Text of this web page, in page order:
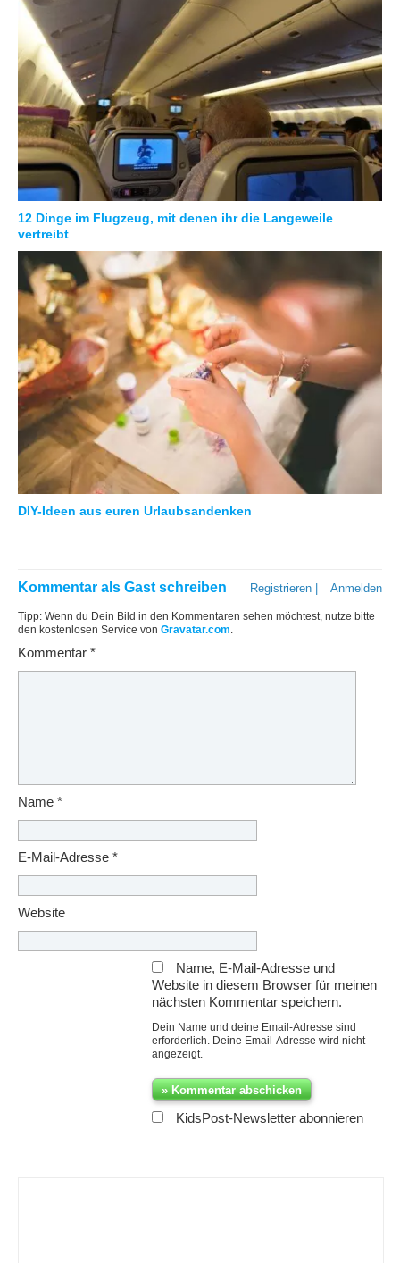
12 Dinge im Flugzeug, mit denen ihr die Langeweile
vertreibt
DIY-Ideen aus euren Urlaubsandenken
Anmelden
Registrieren
Kommentar als Gast schreiben
Tipp: Wenn du Dein Bild in den Kommentaren sehen möchtest, nutze bitte
den kostenlosen Service von Gravatar.com
Kommentar *
Name *
E-Mail-Adresse *
Website
Name, E-Mail-Adresse und
Website in diesem Browser für meinen
nächsten Kommentar speichern.
Dein Name und deine Email-Adresse sind
erforderlich. Deine Email-Adresse wird nicht
angezeigt.
KidsPost-Newsletter abonnieren